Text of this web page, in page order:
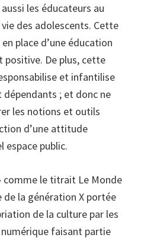
les éducateurs au
des adolescents. Cette
place d’une éducation
positive. De plus, cette
et infantilise
dépendants ; et donc ne
les notions et outils
d’une attitude
espace public.
comme le titrait Le Monde
la génération X portée
de la culture par les
faisant partie